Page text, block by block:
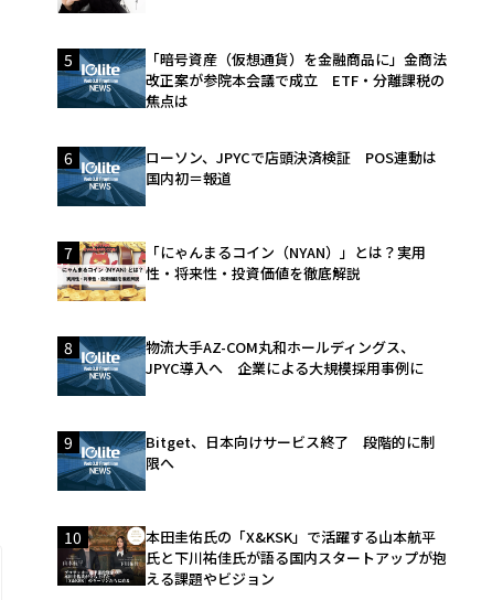
5
「暗号資産（仮想通貨）を金融商品に」金商法
改正案が参院本会議で成立 ETF・分離課税の
焦点は
6
ローソン、JPYCで店頭決済検証 POS連動は
国内初＝報道
7
「にゃんまるコイン（NYAN）」とは？実用
性・将来性・投資価値を徹底解説
8
物流大手AZ-COM丸和ホールディングス、
JPYC導入へ 企業による大規模採用事例に
9
Bitget、日本向けサービス終了 段階的に制
限へ
10
本田圭佑氏の「X&KSK」で活躍する山本航平
氏と下川祐佳氏が語る国内スタートアップが抱
える課題やビジョン